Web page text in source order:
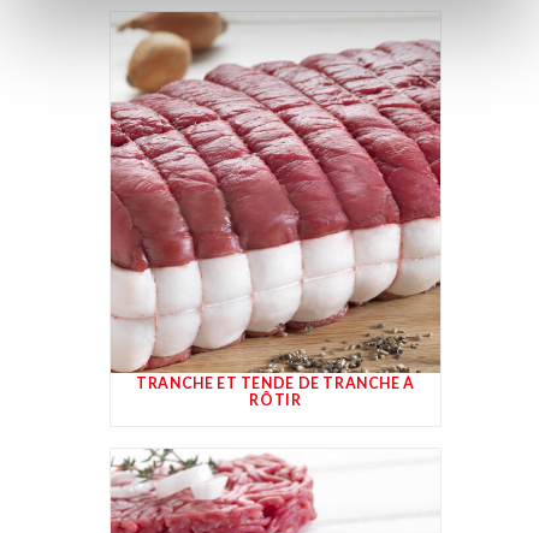
TRANCHE ET TENDE DE TRANCHE À
RÔTIR